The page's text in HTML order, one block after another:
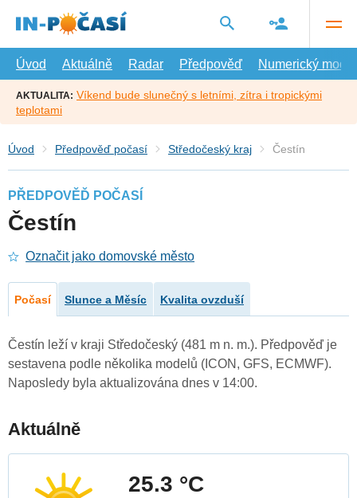
hlavní
Úvod
Aktuálně Radar Předpověď Numerický model
AKTUALITA: Víkend bude slunečný s letními, zítra i tropickými
teplotami
Úvod Předpověď počasí Středočeský kraj Čestín
PŘEDPOVĚĎ POČASÍ
Čestín
Označit jako domovské město
Počasí Slunce a Měsíc Kvalita ovzduší
Čestín leží v kraji Středočeský (481 m n. m.). Předpověď je
sestavena podle několika modelů (ICON, GFS, ECMWF).
Naposledy byla aktualizována dnes v 14:00.
Aktuálně
25.3 °C